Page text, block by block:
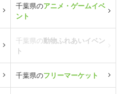
千葉県のアニメ・ゲームイベ
ント
千葉県の動物ふれあいイベン
ト
千葉県のフリーマーケット